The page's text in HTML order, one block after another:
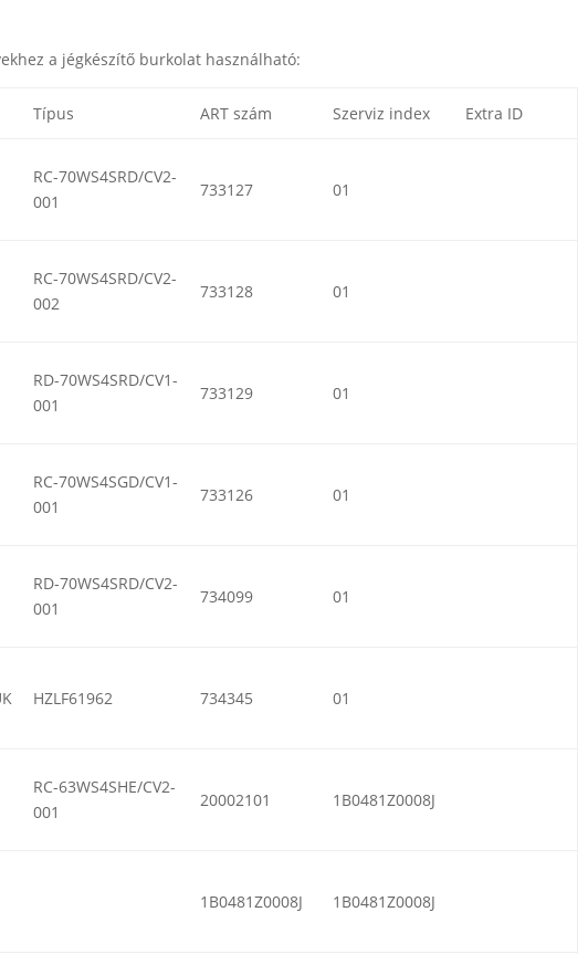
a jégkészítő burkolat használható:
Típus ART szám Szerviz index Extra ID
RC-70WS4SRD/CV2-
001
733127 01
RC-70WS4SRD/CV2-
002
733128 01
RD-70WS4SRD/CV1-
001
733129 01
RC-70WS4SGD/CV1-
001
733126 01
RD-70WS4SRD/CV2-
001
734099 01
HZLF61962 734345 01
RC-63WS4SHE/CV2-
001
20002101 1B0481Z0008J
1B0481Z0008J 1B0481Z0008J